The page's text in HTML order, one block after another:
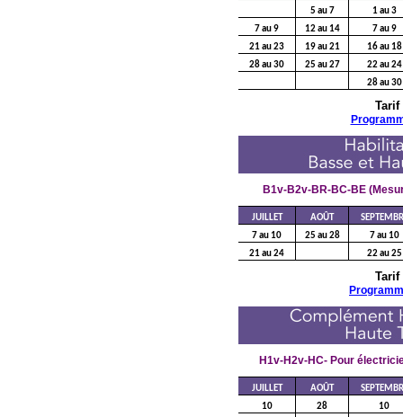
5 au 7
1 au 3
7 au 9
12 au 14
7 au 9
21 au 23
19 au 21
16 au 18
28 au 30
25 au 27
22 au 24
28 au 30
Tarif
B1v-B2v-BR-BC-BE
JUILLET AOÛT
7 au 10
25 au 28
7 au 10
21 au 24
22 au 25
Tarif
P
H1v-H2v-HC- Pour
JUILLET AOÛT
10
28
10